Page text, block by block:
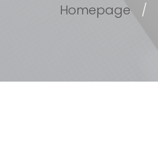
Homepage